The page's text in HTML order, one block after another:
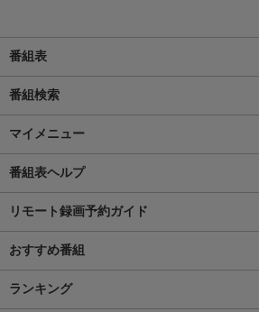
番組表
番組検索
マイメニュー
番組表ヘルプ
リモート録画予約ガイド
おすすめ番組
ランキング